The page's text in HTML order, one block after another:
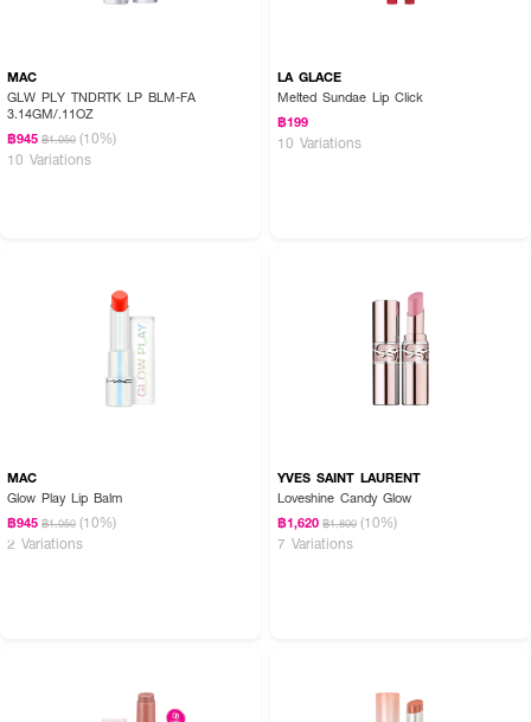
● 02 SUNRISE
How To Use:
● แตะแผ่ว ๆ ด้วยปลายนิ้ว บริเวณที่ต้องการเพิ่มความสว่าง เช่น โหนกแก้ม สัน
MAC
GLW PLY TNDRTK LP BLM-FA
3.14GM/.11OZ
฿945 ฿1,050 (10%)
10 Variations
LA GLACE
Melted Sundae Lip Click
฿199
10 Variations
MAC
Glow Play Lip Balm
฿945 ฿1,050 (10%)
2 Variations
YVES SAINT LAURENT
Loveshine Candy Glow
฿1,620 ฿1,800 (10%)
7 Variations